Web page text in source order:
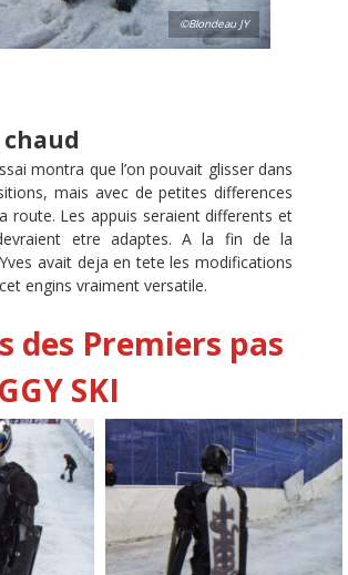
©Blondeau JY
chaud
montra que l’on pouvait glisser dans
mais avec de petites differences
route. Les appuis seraient differents et
etre adaptes. A la fin de la
avait deja en tete les modifications
engins vraiment versatile.
des Premiers pas
SKI